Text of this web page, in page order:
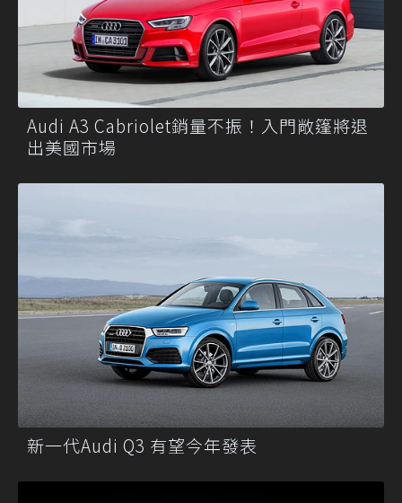
Audi A3 Cabriolet銷量不振！入門敞篷將退
出美國市場
新一代Audi Q3 有望今年發表